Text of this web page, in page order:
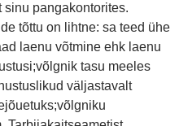
pangakontorites.
tõttu on lihtne: sa teed ühe
laenu võtmine ehk laenu
tasu meeles
väljastavalt